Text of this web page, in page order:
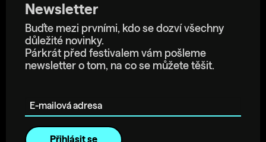
Newsletter
Buďte mezi prvními, kdo se dozví všechny
důležité novinky.
Párkrát před festivalem vám pošleme
newsletter o tom, na co se můžete těšit.